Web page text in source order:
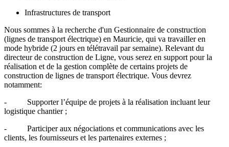
Infrastructures de transport
Nous sommes à la recherche d'un Gestionnaire de construction
(lignes de transport électrique) en Mauricie, qui va travailler en
mode hybride (2 jours en télétravail par semaine). Relevant du
directeur de construction de Ligne, vous serez en support pour la
réalisation et de la gestion complète de certains projets de
construction de lignes de transport électrique. Vous devrez
notamment:
- Supporter l’équipe de projets à la réalisation incluant leur
logistique chantier ;
- Participer aux négociations et communications avec les
clients, les fournisseurs et les partenaires externes ;